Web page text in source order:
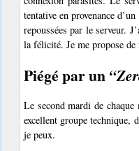
tentative en provenance
repoussées par le serveur.
la félicité. Je me propose
Piégé par un
Le second mardi de
excellent groupe technique,
je peux.